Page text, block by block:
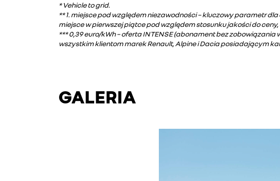
* Vehicle to grid.
** 1. miejsce pod względem niezawodności – kluczowy parametr
miejsce w pierwszej piątce pod względem stosunku jakości do
*** 0,39 euro/kWh – oferta INTENSE (abonament bez
wszystkim klientom marek Renault, Alpine i Dacia posiadającym
GALERIA